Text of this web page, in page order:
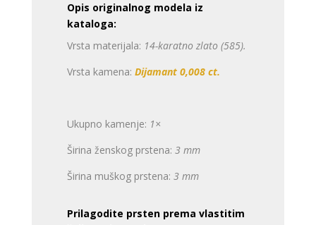
Opis originalnog modela iz
kataloga:
Vrsta materijala: 14-karatno zlato (585).
Vrsta kamena: Dijamant 0,008 ct.
Ukupno kamenje: 1×
Širina ženskog prstena: 3 mm
Širina muškog prstena: 3 mm
Prilagodite prsten prema vlastitim